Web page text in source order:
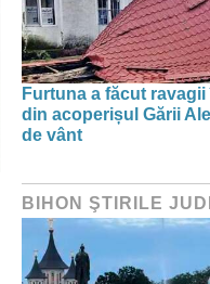
Furtuna a făcut
din acoperișul Gării
de vânt
BIHON ŞTIRILE